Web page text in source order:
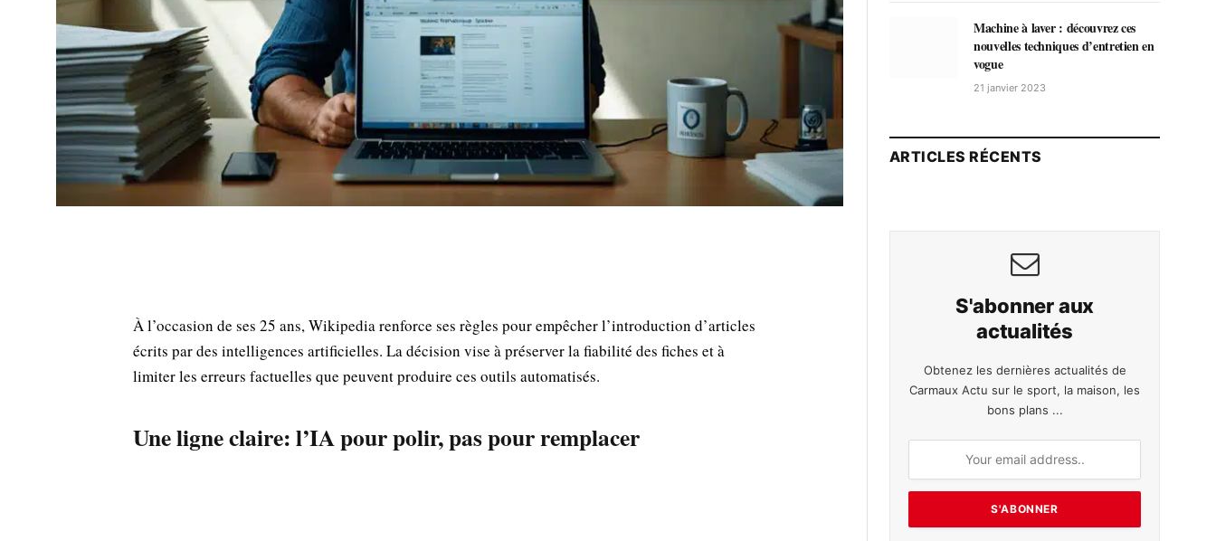
À l’occasion de ses 25 ans, Wikipedia renforce ses règles pour empêcher l’introduction d’articles
écrits par des intelligences artificielles. La décision vise à préserver la fiabilité des fiches et à
limiter les erreurs factuelles que peuvent produire ces outils automatisés.
Une ligne claire: l’IA pour polir, pas pour remplacer
Machine à laver : découvrez ces
nouvelles techniques d’entretien en
vogue
21 janvier 2023
ARTICLES RÉCENTS
S'abonner aux
actualités
Obtenez les dernières actualités de
Carmaux Actu sur le sport, la maison, les
bons plans ...